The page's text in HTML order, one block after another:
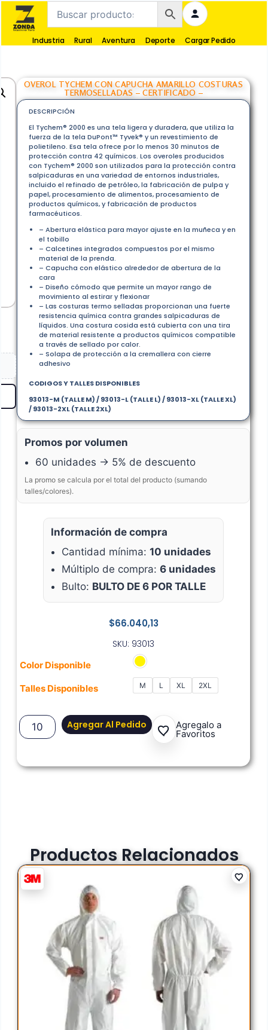
Industria Rural Aventura Deporte Cargar Pedido
OVEROL TYCHEM CON CAPUCHA AMARILLO COSTURAS
TERMOSELLADAS – CERTIFICADO –
$66.040,13
DESCRIPCIÓN
El Tychem® 2000 es una tela ligera y duradera, que utiliza la
fuerza de la tela DuPont™ Tyvek® y un revestimiento de
polietileno. Esa tela ofrece por lo menos 30 minutos de
protección contra 42 químicos. Los overoles producidos
con Tychem® 2000 son utilizados para la protección contra
salpicaduras en una variedad de entornos industriales,
incluido el refinado de petróleo, la fabricación de pulpa y
papel, procesamiento de alimentos, procesamiento de
productos químicos, y fabricación de productos
farmacéuticos.
– Abertura elástica para mayor ajuste en la muñeca y en
el tobillo
– Calcetines integrados compuestos por el mismo
material de la prenda.
– Capucha con elástico alrededor de abertura de la
cara
– Diseño cómodo que permite un mayor rango de
movimiento al estirar y flexionar
– Las costuras termo selladas proporcionan una fuerte
resistencia química contra grandes salpicaduras de
líquidos. Una costura cosida está cubierta con una tira
de material resistente a productos químicos compatible
a través de sellado por calor.
– Solapa de protección a la cremallera con cierre
adhesivo
CODIGOS Y TALLES DISPONIBLES
93013-M (TALLE M) / 93013-L (TALLE L) / 93013-XL (TALLE XL)
/ 93013-2XL (TALLE 2XL)
SKU: 93013
Color Disponible
Talles Disponibles M L XL 2XL
Agregar Al Pedido Agregalo a
Favoritos
Promos por volumen
60 unidades → 5% de descuento
La promo se calcula por el total del producto (sumando
talles/colores).
Información de compra
Cantidad mínima: 10 unidades
Múltiplo de compra: 6 unidades
Bulto: BULTO DE 6 POR TALLE
Productos Relacionados